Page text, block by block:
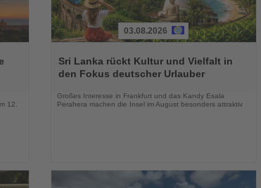
12.
Sie
die
03.08.2026
Sri Lanka rückt Kultur und Vielfalt in
den Fokus deutscher Urlauber
Großes Interesse in Frankfurt und das Kandy Esala
Perahera machen die Insel im August besonders attraktiv